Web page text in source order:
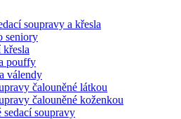
soupravy a křesla
seniory
křesla
pouffy
válendy
čalouněné látkou
čalouněné koženkou
soupravy